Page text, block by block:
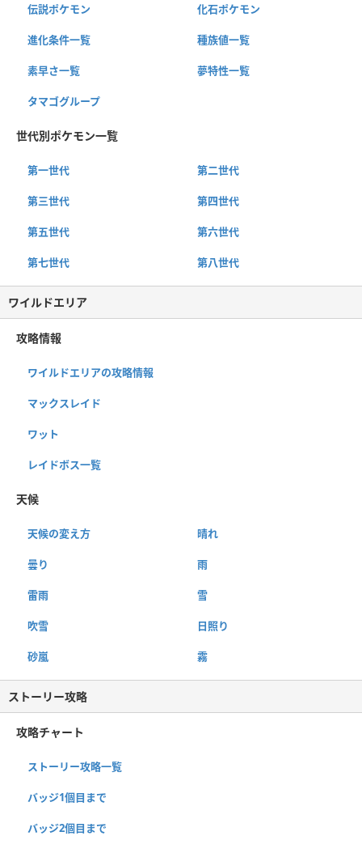
伝説ポケモン 化石ポケモン
進化条件一覧 種族値一覧
素早さ一覧 夢特性一覧
タマゴグループ
世代別ポケモン一覧
第一世代 第二世代
第三世代 第四世代
第五世代 第六世代
第七世代 第八世代
ワイルドエリア
攻略情報
ワイルドエリアの攻略情報
マックスレイド
ワット
レイドボス一覧
天候
天候の変え方 晴れ
曇り 雨
雷雨 雪
吹雪 日照り
砂嵐 霧
ストーリー攻略
攻略チャート
ストーリー攻略一覧
バッジ1個目まで
バッジ2個目まで